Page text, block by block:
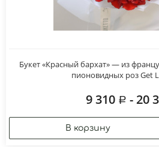
Букет «Красный бархат» — из
пионовидных роз Get
9 310 - 20